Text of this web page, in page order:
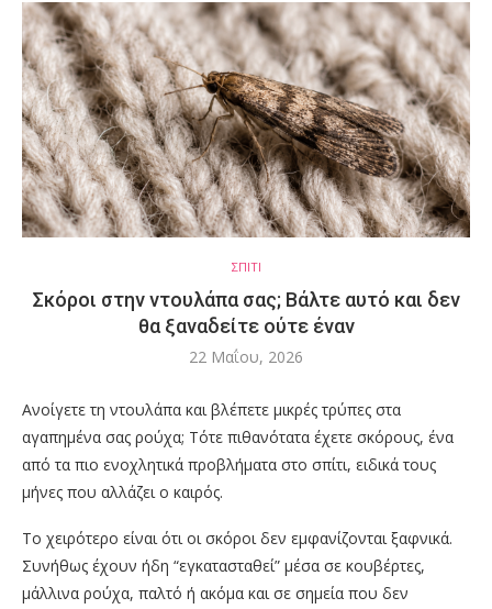
ΣΠΙΤΙ
Σκόροι στην ντουλάπα σας; Βάλτε αυτό και δεν
θα ξαναδείτε ούτε έναν
22 Μαΐου, 2026
Ανοίγετε τη ντουλάπα και βλέπετε μικρές τρύπες στα
αγαπημένα σας ρούχα; Τότε πιθανότατα έχετε σκόρους, ένα
από τα πιο ενοχλητικά προβλήματα στο σπίτι, ειδικά τους
μήνες που αλλάζει ο καιρός.
Το χειρότερο είναι ότι οι σκόροι δεν εμφανίζονται ξαφνικά.
Συνήθως έχουν ήδη “εγκατασταθεί” μέσα σε κουβέρτες,
μάλλινα ρούχα, παλτό ή ακόμα και σε σημεία που δεν